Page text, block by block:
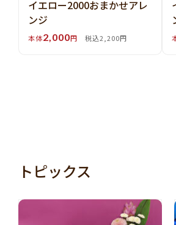
イエロー2000おまかせアレ
ンジ
本体2,000円 税込2,200円
トピックス